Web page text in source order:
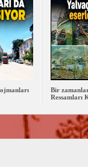
Bir
Ressamları